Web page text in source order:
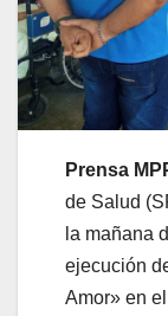
Prensa
de Salud
la mañana
ejecución
Amor» en